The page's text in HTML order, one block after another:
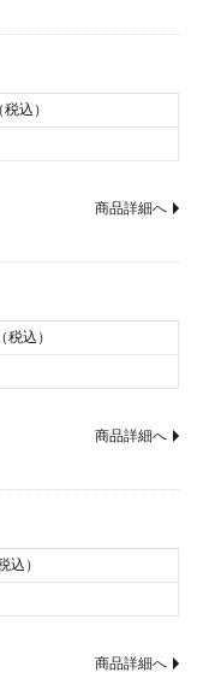
込）
商品詳細へ
税込）
商品詳細へ
込）
商品詳細へ